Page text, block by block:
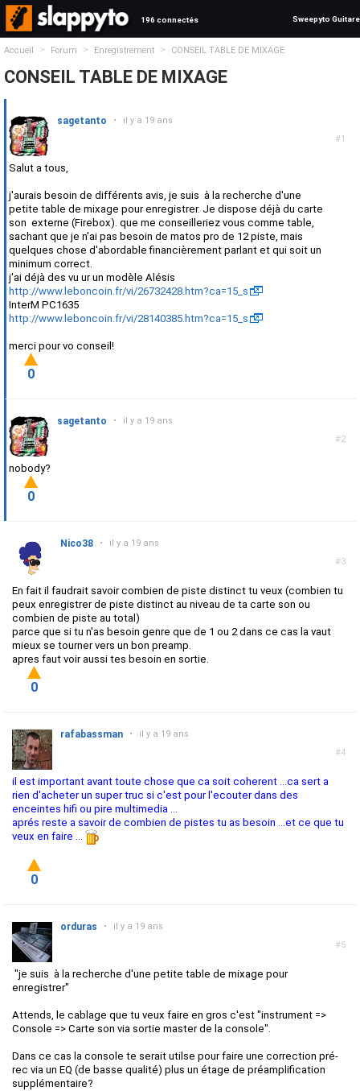
196 connectés Sweepyto Guitare
Accueil > Forum > Enregistrement > CONSEIL TABLE DE MIXAGE
CONSEIL TABLE DE MIXAGE
#1
sagetanto • il y a 19 ans
Salut a tous,
j'aurais besoin de différents avis, je suis à la recherche d'une
petite table de mixage pour enregistrer. Je dispose déjà du carte
son externe (Firebox). que me conseilleriez vous comme table,
sachant que je n'ai pas besoin de matos pro de 12 piste, mais
quelques chose d'abordable financièrement parlant et qui soit un
minimum correct.
j'ai déjà des vu ur un modèle Alésis
http://www.leboncoin.fr/vi/26732428.htm?ca=15_s
InterM PC1635
http://www.leboncoin.fr/vi/28140385.htm?ca=15_s
merci pour vo conseil!
0
#2
sagetanto • il y a 19 ans
nobody?
0
#3
Nico38 • il y a 19 ans
En fait il faudrait savoir combien de piste distinct tu veux (combien tu
peux enregistrer de piste distinct au niveau de ta carte son ou
combien de piste au total)
parce que si tu n'as besoin genre que de 1 ou 2 dans ce cas la vaut
mieux se tourner vers un bon preamp.
apres faut voir aussi tes besoin en sortie.
0
#4
rafabassman • il y a 19 ans
il est important avant toute chose que ca soit coherent ...ca sert a
rien d'acheter un super truc si c'est pour l'ecouter dans des
enceintes hifi ou pire multimedia ...
aprés reste a savoir de combien de pistes tu as besoin ...et ce que tu
veux en faire ...
0
#5
orduras • il y a 19 ans
"je suis à la recherche d'une petite table de mixage pour
enregistrer"
Attends, le cablage que tu veux faire en gros c'est "instrument =>
Console => Carte son via sortie master de la console".
Dans ce cas la console te serait utilse pour faire une correction pré-
rec via un EQ (de basse qualité) plus un étage de préamplification
supplémentaire?